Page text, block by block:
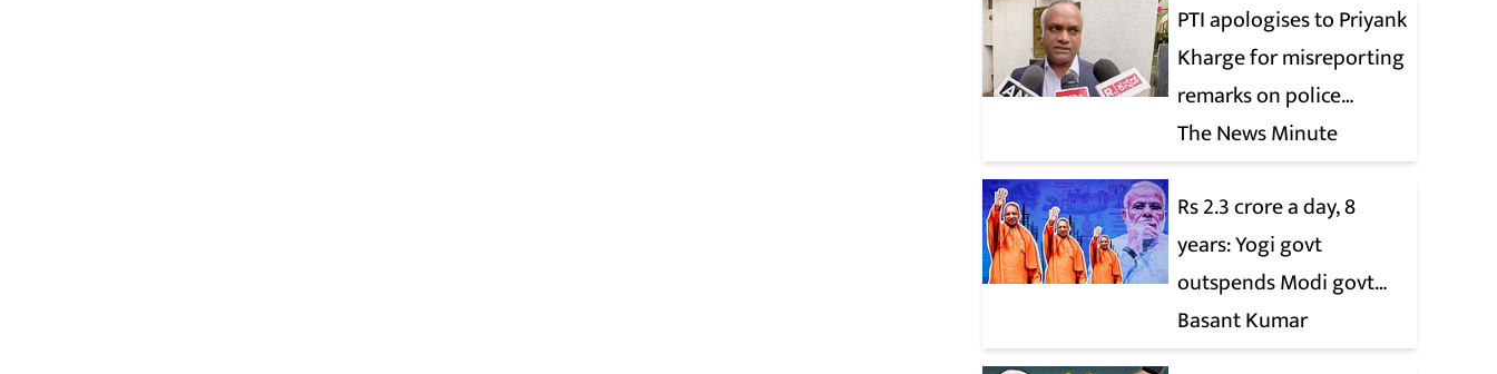
PTI apologises to Priyank
Kharge for misreporting
remarks on police
constable exam
The News Minute
Rs 2.3 crore a day, 8
years: Yogi govt
outspends Modi govt
when it comes to ads
Basant Kumar